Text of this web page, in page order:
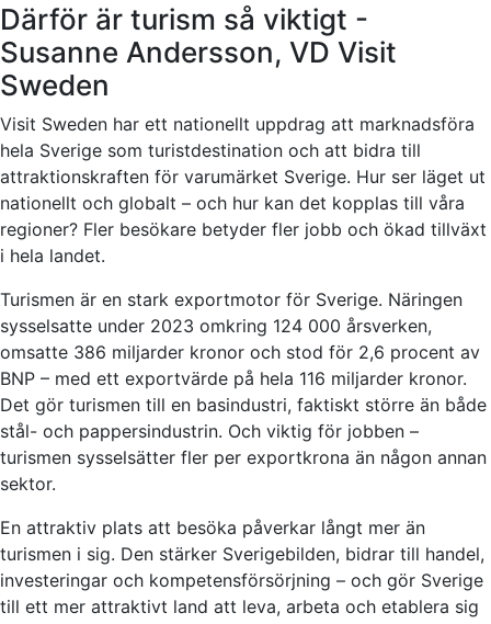
Därför är turism så viktigt -
Susanne Andersson, VD Visit
Sweden
Visit Sweden har ett nationellt uppdrag att marknadsföra
hela Sverige som turistdestination och att bidra till
attraktionskraften för varumärket Sverige. Hur ser läget ut
nationellt och globalt – och hur kan det kopplas till våra
regioner? Fler besökare betyder fler jobb och ökad tillväxt
i hela landet.
Turismen är en stark exportmotor för Sverige. Näringen
sysselsatte under 2023 omkring 124 000 årsverken,
omsatte 386 miljarder kronor och stod för 2,6 procent av
BNP – med ett exportvärde på hela 116 miljarder kronor.
Det gör turismen till en basindustri, faktiskt större än både
stål- och pappersindustrin. Och viktig för jobben –
turismen sysselsätter fler per exportkrona än någon annan
sektor.
En attraktiv plats att besöka påverkar långt mer än
turismen i sig. Den stärker Sverigebilden, bidrar till handel,
investeringar och kompetensförsörjning – och gör Sverige
till ett mer attraktivt land att leva, arbeta och etablera sig